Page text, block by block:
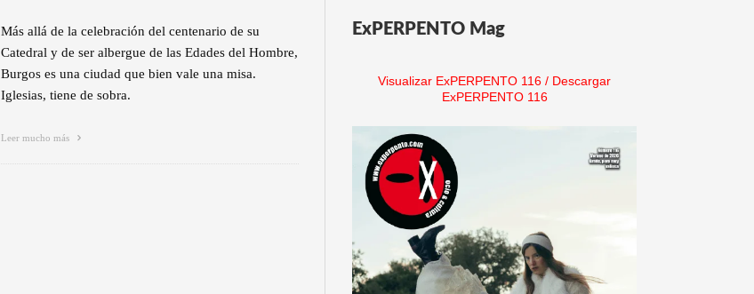
Más allá de la celebración del centenario de su
Catedral y de ser albergue de las Edades del Hombre,
Burgos es una ciudad que bien vale una misa.
Iglesias, tiene de sobra.
Leer mucho más
ExPERPENTO Mag
Visualizar ExPERPENTO 116 / Descargar
ExPERPENTO 116